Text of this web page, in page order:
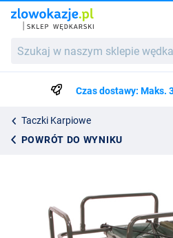
w
wędkarskim...Czas dostawy: Maks.
Taczki Karpiowe
POWRÓT DO WYNIKU
Ultimate Dual Cargo
852.99